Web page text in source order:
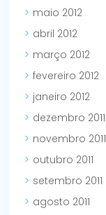
maio 2012
abril 2012
março 2012
fevereiro 2012
janeiro 2012
dezembro 2011
novembro 2011
outubro 2011
setembro 2011
agosto 2011